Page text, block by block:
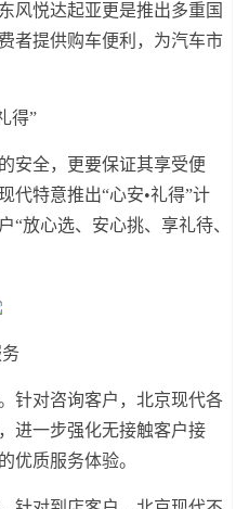
风悦达起亚更是推出多重国
者提供购车便利，为汽车市
得”
安全，更要保证其享受便
代特意推出“心安•礼得”计
“放心选、安心挑、享礼待、
针对咨询客户，北京现代各
进一步强化无接触客户接
优质服务体验。